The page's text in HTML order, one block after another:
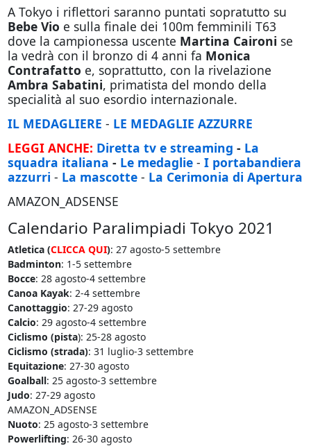
A Tokyo i riflettori saranno puntati sopratutto su
Bebe Vio e sulla finale dei 100m femminili T63
dove la campionessa uscente Martina Caironi se
la vedrà con il bronzo di 4 anni fa Monica
Contrafatto e, soprattutto, con la rivelazione
Ambra Sabatini, primatista del mondo della
specialità al suo esordio internazionale.
IL MEDAGLIERE - LE MEDAGLIE AZZURRE
LEGGI ANCHE: Diretta tv e streaming - La
squadra italiana - Le medaglie- I portabandiera
azzurri - La mascotte- La Cerimonia di Apertura
AMAZON_ADSENSE
Calendario Paralimpiadi Tokyo 2021
Atletica (CLICCA QUI): 27 agosto-5 settembre
Badminton: 1-5 settembre
Bocce: 28 agosto-4 settembre
Canoa Kayak: 2-4 settembre
Canottaggio: 27-29 agosto
Calcio: 29 agosto-4 settembre
Ciclismo (pista): 25-28 agosto
Ciclismo (strada): 31 luglio-3 settembre
Equitazione: 27-30 agosto
Goalball: 25 agosto-3 settembre
Judo: 27-29 agosto
AMAZON_ADSENSE
Nuoto: 25 agosto-3 settembre
Powerlifting: 26-30 agosto